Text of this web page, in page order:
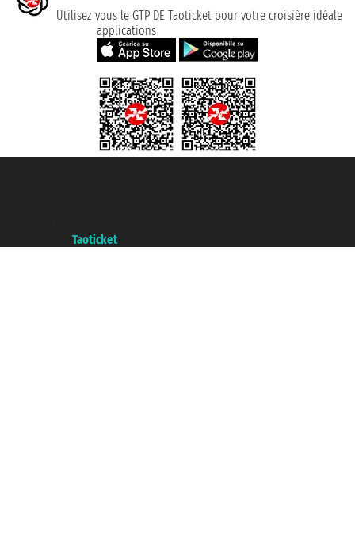
Utilisez vous le GTP DE Taoticket pour votre croisière idéale
applications
Taoticket